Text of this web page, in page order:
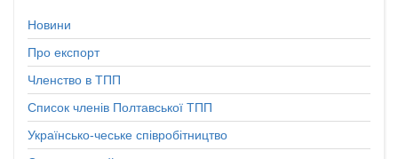
Новини
Про експорт
Членство в ТПП
Список членів Полтавської ТПП
Українсько-чеське співробітництво